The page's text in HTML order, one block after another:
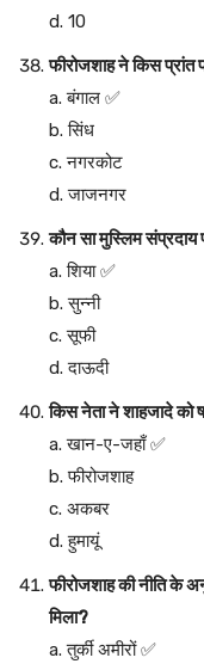
d. 10
फीरोजशाह ने किस
a. बंगाल ✅
b. सिंध
c. नगरकोट
d. जाजनगर
कौन सा मुस्लिम संप्रदाय
a. शिया ✅
b. सुन्नी
c. सूफी
d. दाऊदी
किस नेता ने शाहजादे को
a. खान-ए-जहाँ ✅
b. फीरोजशाह
c. अकबर
d. हुमायूं
फीरोजशाह की नीति के
मिला?
a. तुर्की अमीरों ✅